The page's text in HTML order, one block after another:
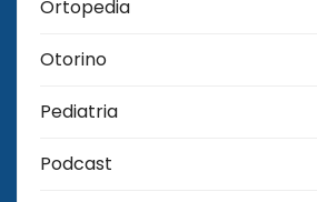
Ortopedia
Otorino
Pediatria
Podcast